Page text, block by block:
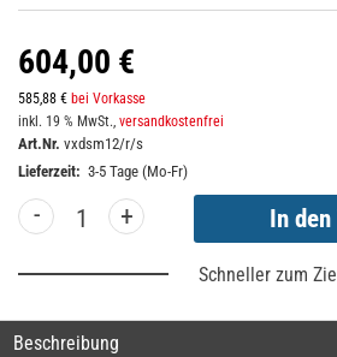
604,00 €
585,88 € bei Vorkasse
inkl. 19 % MwSt., versandkostenfrei
Art.Nr. vxdsm12/r/s
Lieferzeit: 3-5 Tage (Mo-Fr)
- +
Schneller zum Ziel
Beschreibung